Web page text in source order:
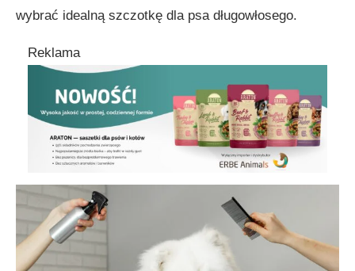
wybrać idealną szczotkę dla psa długowłosego.
Reklama